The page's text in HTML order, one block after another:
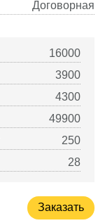
Договорная
16000
3900
4300
49900
250
28
Заказать